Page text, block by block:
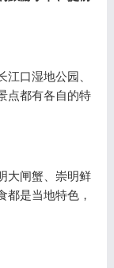
口湿地公园、
点都有各自的特
大闸蟹、崇明鲜
都是当地特色，